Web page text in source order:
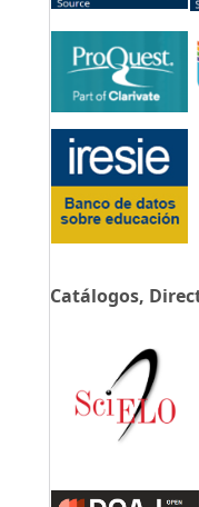
Catálogos,